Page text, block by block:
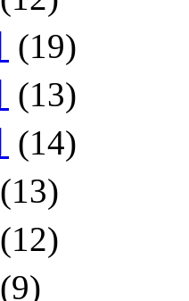
(19)
(13)
(14)
(13)
(12)
(9)